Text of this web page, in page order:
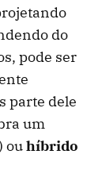
do
pode ser
parte dele
um
ouhíbrido